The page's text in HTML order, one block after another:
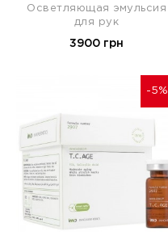
Осветляющая эмульсия
для рук
3900 грн
-5%